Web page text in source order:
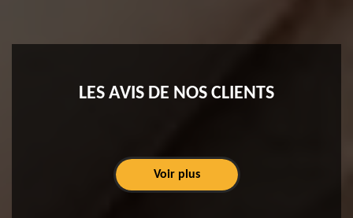
LES AVIS DE NOS CLIENTS
Voir plus